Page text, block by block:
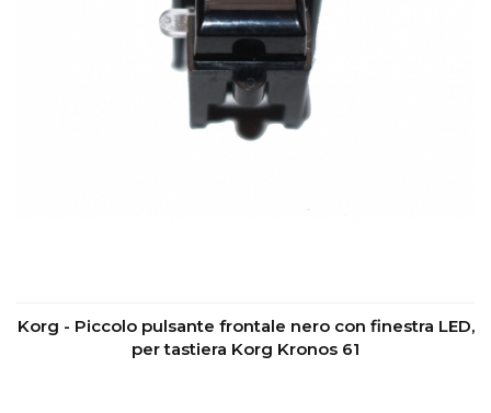
Korg - Piccolo pulsante frontale nero con finestra LED,
per tastiera Korg Kronos 61